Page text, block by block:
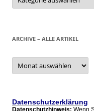
ARCHIVE – ALLE ARTIKEL
Archive
alle
Datenschutzerklärung
Datenschutzhinweis: Wenn